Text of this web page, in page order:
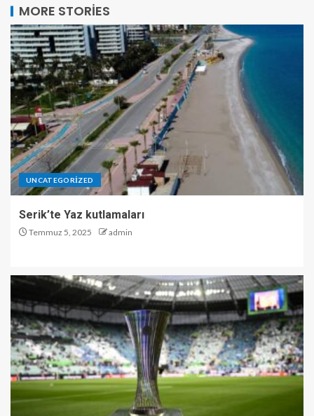
MORE STORIES
UNCATEGORIZED
Serik’te Yaz kutlamaları
Temmuz 5, 2025 admin